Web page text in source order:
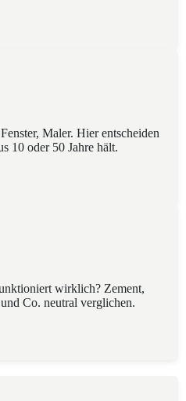
Maler. Hier entscheiden
10 oder 50 Jahre hält.
wirklich? Zement,
Co. neutral verglichen.